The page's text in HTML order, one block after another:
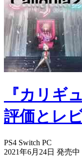
『カリギ
評価とレ
PS4 Switch PC
2021年6月24日 発売中